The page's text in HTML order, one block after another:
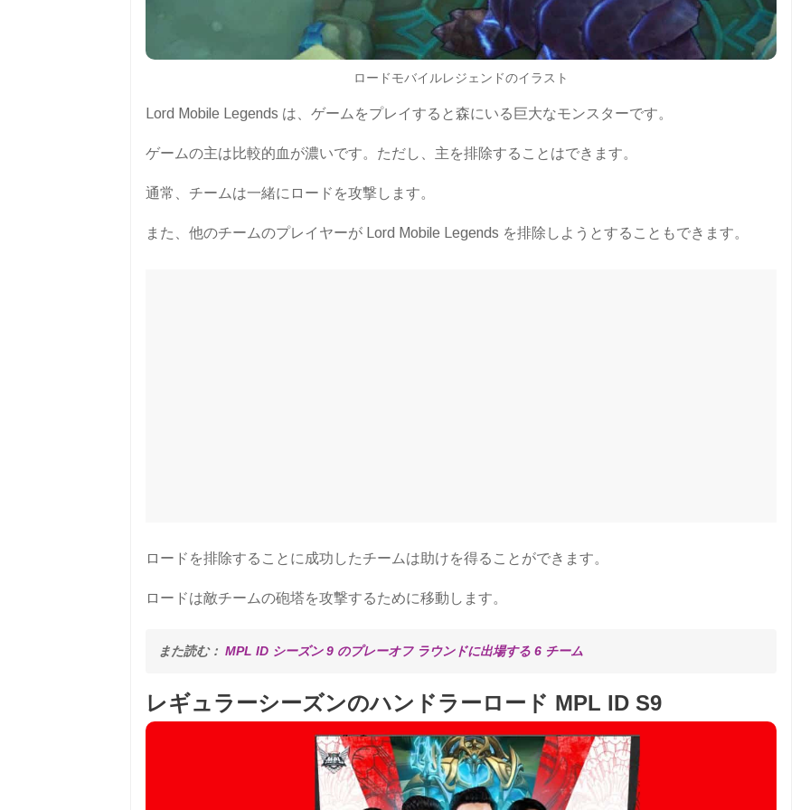
ロードモバイルレジェンドのイラスト
Lord Mobile Legends は、ゲームをプレイすると森にいる巨大なモンスターです。
ゲームの主は比較的血が濃いです。ただし、主を排除することはできます。
通常、チームは一緒にロードを攻撃します。
また、他のチームのプレイヤーが Lord Mobile Legends を排除しようとすることもできます。
ロードを排除することに成功したチームは助けを得ることができます。
ロードは敵チームの砲塔を攻撃するために移動します。
また読む： MPL ID シーズン 9 のプレーオフ ラウンドに出場する 6 チーム
レギュラーシーズンのハンドラーロード MPL ID S9